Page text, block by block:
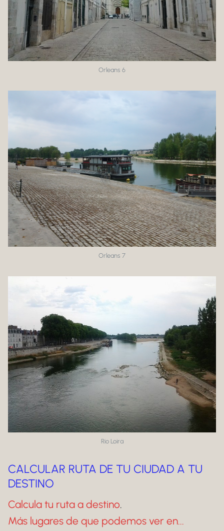
Orleans 6
Orleans 7
Rio Loira
CALCULAR RUTA DE TU CIUDAD A TU
DESTINO
Calcula tu ruta a destino.
Más lugares de que podemos ver en...